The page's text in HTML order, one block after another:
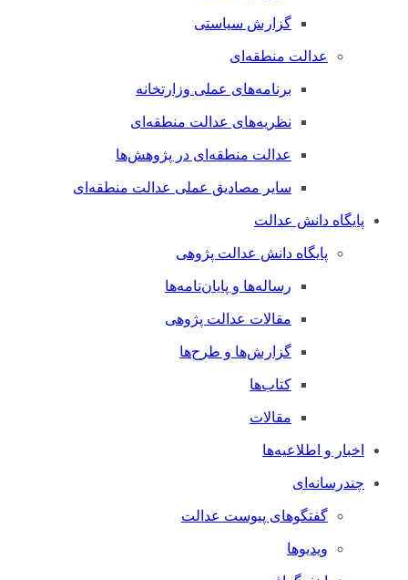
گزارش سیاستی
عدالت منطقه‌ای
برنامه‌های عملی وزارتخانه
نظریه‌های عدالت منطقه‌ای
عدالت منطقه‌ای در پژوهش‌ها
سایر مصادیق عملی عدالت منطقه‌ای
پایگاه دانش عدالت
پایگاه دانش عدالت پژوهی
رساله‌ها و پایان‌نامه‌ها
مقالات عدالت پژوهی
گزارش‌ها و طرح‌ها
کتاب‌ها
مقالات
اخبار و اطلاعیه‌ها
چندرسانه‌ای
گفتگوهای پیوست عدالت
ویدیوها